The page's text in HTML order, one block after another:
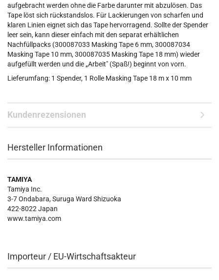
aufgebracht werden ohne die Farbe darunter mit abzulösen. Das
Tape löst sich rückstandslos. Für Lackierungen von scharfen und
klaren Linien eignet sich das Tape hervorragend. Sollte der Spender
leer sein, kann dieser einfach mit den separat erhältlichen
Nachfüllpacks (300087033 Masking Tape 6 mm, 300087034
Masking Tape 10 mm, 300087035 Masking Tape 18 mm) wieder
aufgefüllt werden und die „Arbeit" (Spaß!) beginnt von vorn.
Lieferumfang: 1 Spender, 1 Rolle Masking Tape 18 m x 10 mm
Kundenrezensionen
Hersteller Informationen
TAMIYA
Tamiya Inc.
3-7 Ondabara, Suruga Ward Shizuoka
422-8022 Japan
www.tamiya.com
Importeur / EU-Wirtschaftsakteur